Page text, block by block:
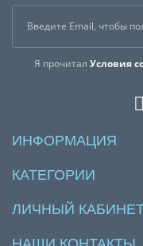
Я прочитал Условия
ИНФОРМАЦИЯ
КАТЕГОРИИ
ЛИЧНЫЙ